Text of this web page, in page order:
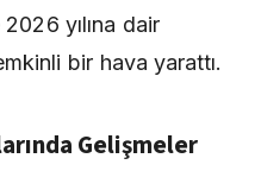
yılına dair
bir hava yarattı.
Gelişmeler